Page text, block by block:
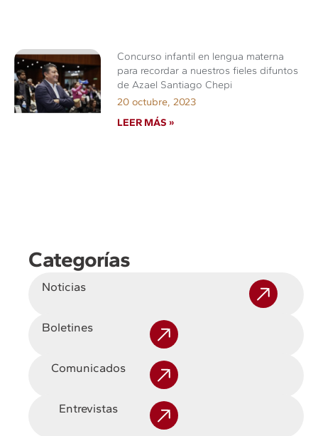
Concurso infantil en lengua materna
para recordar a nuestros fieles difuntos
de Azael Santiago Chepi
20 octubre, 2023
LEER MÁS »
Categorías
Noticias
Boletines
Comunicados
Entrevistas